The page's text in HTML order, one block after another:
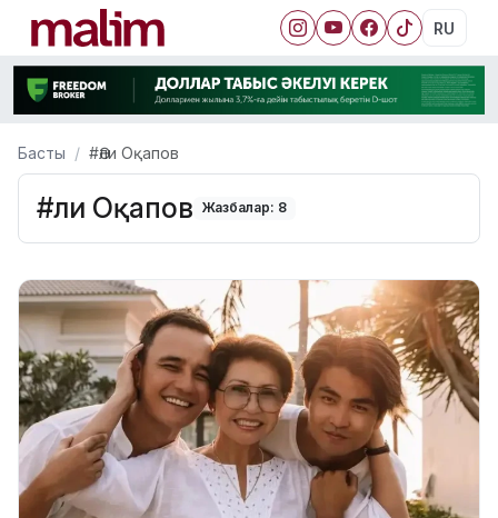
RU
Басты #Әли Оқапов
#Әли Оқапов Жазбалар: 8